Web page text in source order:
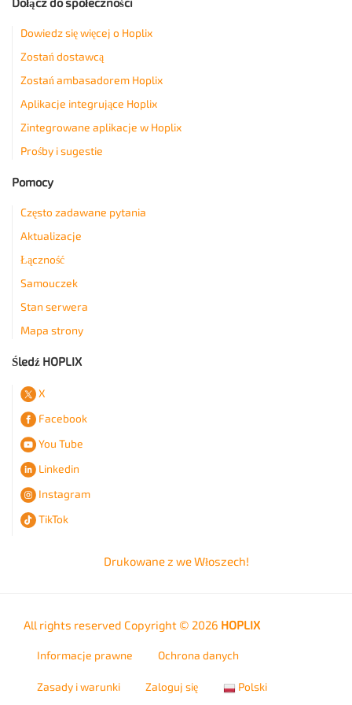
Dołącz do społeczności
Dowiedz się więcej o Hoplix
Zostań dostawcą
Zostań ambasadorem Hoplix
Aplikacje integrujące Hoplix
Zintegrowane aplikacje w Hoplix
Prośby i sugestie
Pomocy
Często zadawane pytania
Aktualizacje
Łączność
Samouczek
Stan serwera
Mapa strony
Śledź HOPLIX
X
Facebook
You Tube
Linkedin
Instagram
TikTok
Drukowane z we Włoszech!
All rights reserved Copyright © 2026 HOPLIX
Informacje prawne Ochrona danych
Zasady i warunki Zaloguj się Polski